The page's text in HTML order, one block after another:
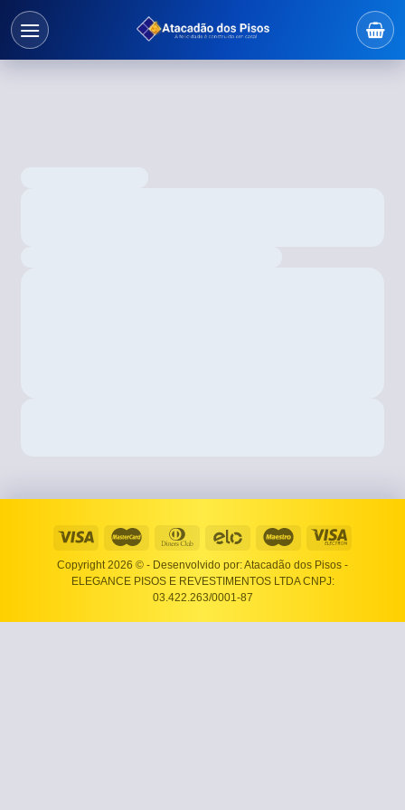
Copyright 2026 © - Desenvolvido por: Atacadão dos Pisos -
ELEGANCE PISOS E REVESTIMENTOS LTDA CNPJ:
03.422.263/0001-87